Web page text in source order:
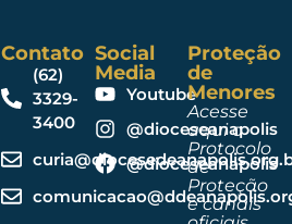
Contato
(62)
3329-
3400
Social
Media
Youtube
@dioceseanapolis
@dioceseanapolis
Proteção
de
Menores
Acesse
aqui o
Protocolo
de
Proteção
e canais